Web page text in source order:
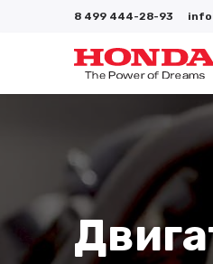
8 499 444-28-93